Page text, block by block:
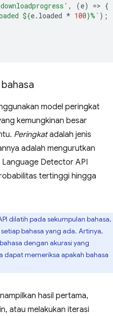
, (e) => {
${e. loaded * 100}%` );
model peringkat
kemungkinan besar
Peringkatadalah jenis
adalah mengurutkan
Language Detector API
tertinggi hingga
dilatih pada sekumpulan bahasa,
bahasa yang ada. Artinya,
dengan akurasi yang
dapat memeriksa apakah bahasa
hasil pertama,
atau melakukan iterasi